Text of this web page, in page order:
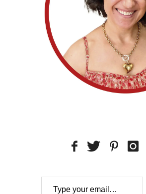
Type your email…